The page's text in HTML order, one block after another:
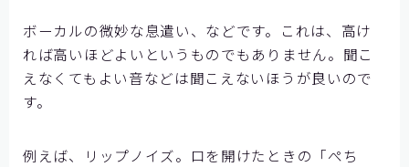
ボーカルの微妙な息遣い、などです。これは、高け
れば高いほどよいというものでもありません。聞こ
えなくてもよい音などは聞こえないほうが良いので
す。
例えば、リップノイズ。口を開けたときの「ぺち